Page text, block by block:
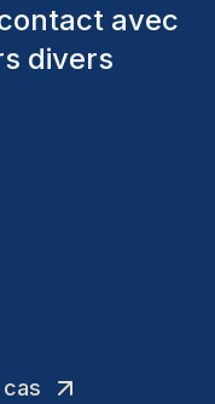
toujours
je